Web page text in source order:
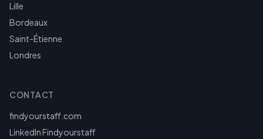
Lille
Bordeaux
Saint-Étienne
Londres
CONTACT
findyourstaff.com
LinkedIn Findyourstaff